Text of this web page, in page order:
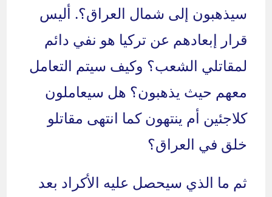
سيذهبون إلى شمال العراق؟. أليس
قرار إبعادهم عن تركيا هو نفي دائم
لمقاتلي الشعب؟ وكيف سيتم التعامل
معهم حيث يذهبون؟ هل سيعاملون
كلاجئين أم ينتهون كما انتهى مقاتلو
خلق في العراق؟
ثم ما الذي سيحصل عليه الأكراد بعد